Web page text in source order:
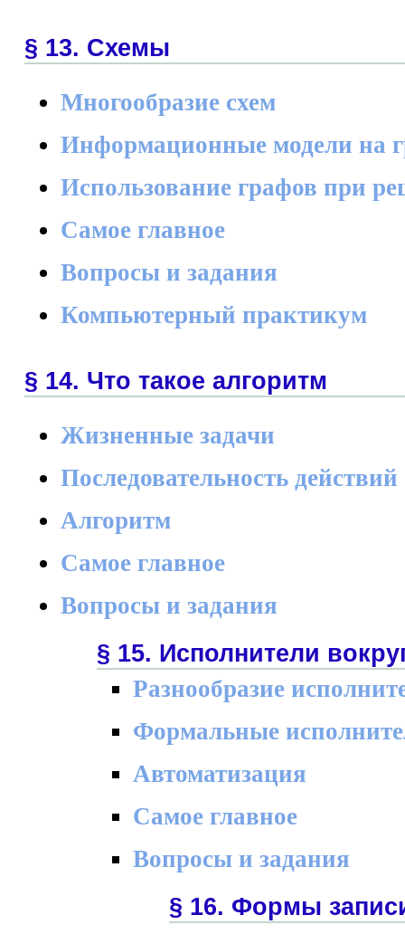
§ 13. Схемы
Многообразие схем
Информационные модели на
Использование графов при
Самое главное
Вопросы и задания
Компьютерный практикум
§ 14. Что такое алгоритм
Жизненные задачи
Последовательность действий
Алгоритм
Самое главное
Вопросы и задания
§ 15. Исполнители
Разнообразие
Формальные
Автоматизация
Самое главное
Вопросы и задания
§ 16. Формы